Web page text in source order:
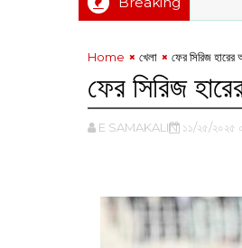
Home খেলা ফের সিরিজ
ফের সিরিজ
E SAMAKALIN ১১/২৫/২০২৫